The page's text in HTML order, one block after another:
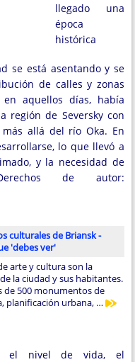
llegado una
época
histórica
se está asentando y se
de calles y zonas
aquellos días, había
región de Seversky con
allá del río Oka. En
lo que llevó a
y la necesidad de
de autor:
culturales de Briansk -
'debes ver'
arte y cultura son la
la ciudad y sus habitantes.
de 500 monumentos de
planificación urbana, …
el nivel de vida, el